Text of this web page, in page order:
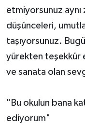
etmiyorsunuz aynı
düşünceleri,
taşıyorsunuz.
yürekten teşekkür
ve sanata olan
"Bu okulun bana
ediyorum"